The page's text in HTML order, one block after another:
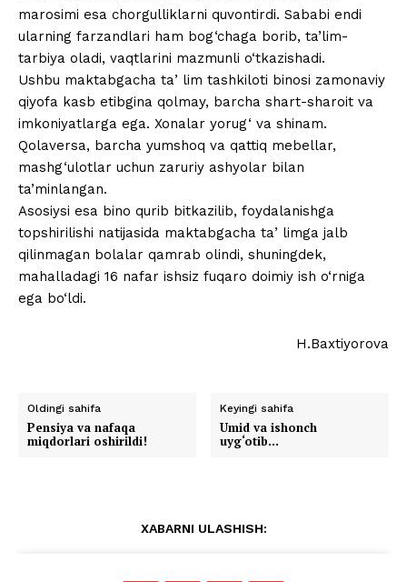
marosimi esa chorgulliklarni quvontirdi. Sababi endi
ularning farzandlari ham bog‘chaga borib, ta’lim-
tarbiya oladi, vaqtlarini mazmunli o‘tkazishadi.
Ushbu maktabgacha taʼlim tashkiloti binosi zamonaviy
qiyofa kasb etibgina qolmay, barcha shart-sharoit va
imkoniyatlarga ega. Xonalar yorug‘ va shinam.
Qolaversa, barcha yumshoq va qattiq mebellar,
mashg‘ulotlar uchun zaruriy ashyolar bilan
ta’minlangan.
Asosiysi esa bino qurib bitkazilib, foydalanishga
topshirilishi natijasida maktabgacha taʼlimga jalb
qilinmagan bolalar qamrab olindi, shuningdek,
mahalladagi 16 nafar ishsiz fuqaro doimiy ish o‘rniga
ega bo‘ldi.
H.Baxtiyorova
Oldingi sahifa
Pensiya va nafaqa
miqdorlari oshirildi!
Keyingi sahifa
Umid va ishonch
uyg‘otib…
XABARNI ULASHISH: